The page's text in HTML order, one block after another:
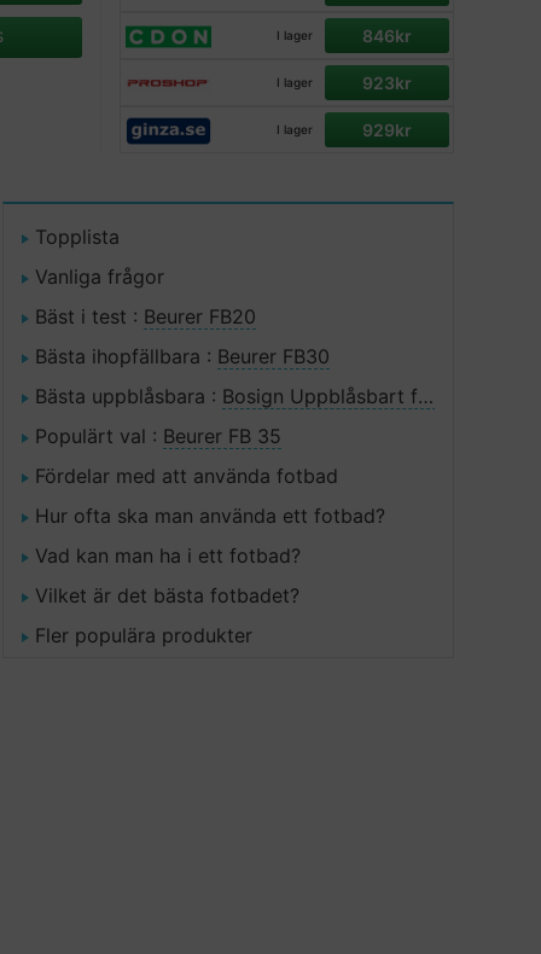
I lager 846kr
I lager 923kr
I lager 929kr
Topplista
Vanliga frågor
Bäst i test : Beurer FB20
Bästa ihopfällbara : Beurer FB30
Bästa uppblåsbara : Bosign Uppblåsbart fotbad
Populärt val : Beurer FB 35
Fördelar med att använda fotbad
Hur ofta ska man använda ett fotbad?
Vad kan man ha i ett fotbad?
Vilket är det bästa fotbadet?
Fler populära produkter